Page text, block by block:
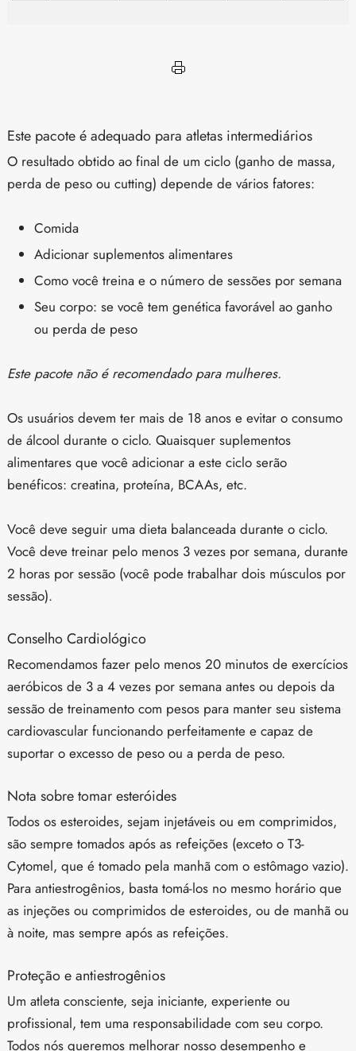
Este pacote é adequado para atletas intermediários
O resultado obtido ao final de um ciclo (ganho de massa,
perda de peso ou cutting) depende de vários fatores:
Comida
Adicionar suplementos alimentares
Como você treina e o número de sessões por semana
Seu corpo: se você tem genética favorável ao ganho
ou perda de peso
Este pacote não é recomendado para mulheres.
Os usuários devem ter mais de 18 anos e evitar o consumo
de álcool durante o ciclo. Quaisquer suplementos
alimentares que você adicionar a este ciclo serão
benéficos: creatina, proteína, BCAAs, etc.
Você deve seguir uma dieta balanceada durante o ciclo.
Você deve treinar pelo menos 3 vezes por semana, durante
2 horas por sessão (você pode trabalhar dois músculos por
sessão).
Conselho Cardiológico
Recomendamos fazer pelo menos 20 minutos de exercícios
aeróbicos de 3 a 4 vezes por semana antes ou depois da
sessão de treinamento com pesos para manter seu sistema
cardiovascular funcionando perfeitamente e capaz de
suportar o excesso de peso ou a perda de peso.
Nota sobre tomar esteróides
Todos os esteroides, sejam injetáveis ou em comprimidos,
são sempre tomados após as refeições (exceto o T3-
Cytomel, que é tomado pela manhã com o estômago vazio).
Para antiestrogênios, basta tomá-los no mesmo horário que
as injeções ou comprimidos de esteroides, ou de manhã ou
à noite, mas sempre após as refeições.
Proteção e antiestrogênios
Um atleta consciente, seja iniciante, experiente ou
profissional, tem uma responsabilidade com seu corpo.
Todos nós queremos melhorar nosso desempenho e